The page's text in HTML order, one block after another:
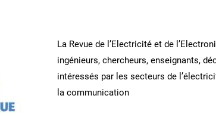
La Revue de l’Electricité et de
ingénieurs, chercheurs, enseignants,
intéressés par les secteurs de
la communication